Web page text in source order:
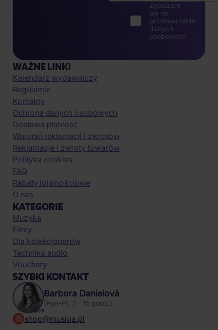
Zgadzam
się na
przetwarzanie
danych
osobowych
WAŻNE LINKI
Kalendarz wydawniczy
Regulamin
Kontakty
Ochrona danych osobowych
Dostawa płatność
Warunki reklamacji i zwrotów
Reklamacje i zwroty towarów
Polityka cookies
FAQ
Rabaty lojalnościowe
O nas
KATEGORIE
Muzyka
Filmy
Dla kolekcjonerów
Technika audio
Vouchery
SZYBKI KONTAKT
Barbora Danielová
(Pon-Pt, 7 - 15 godz.)
shop@musiqa.pl